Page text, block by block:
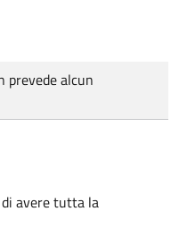
prevede alcun
di avere tutta la